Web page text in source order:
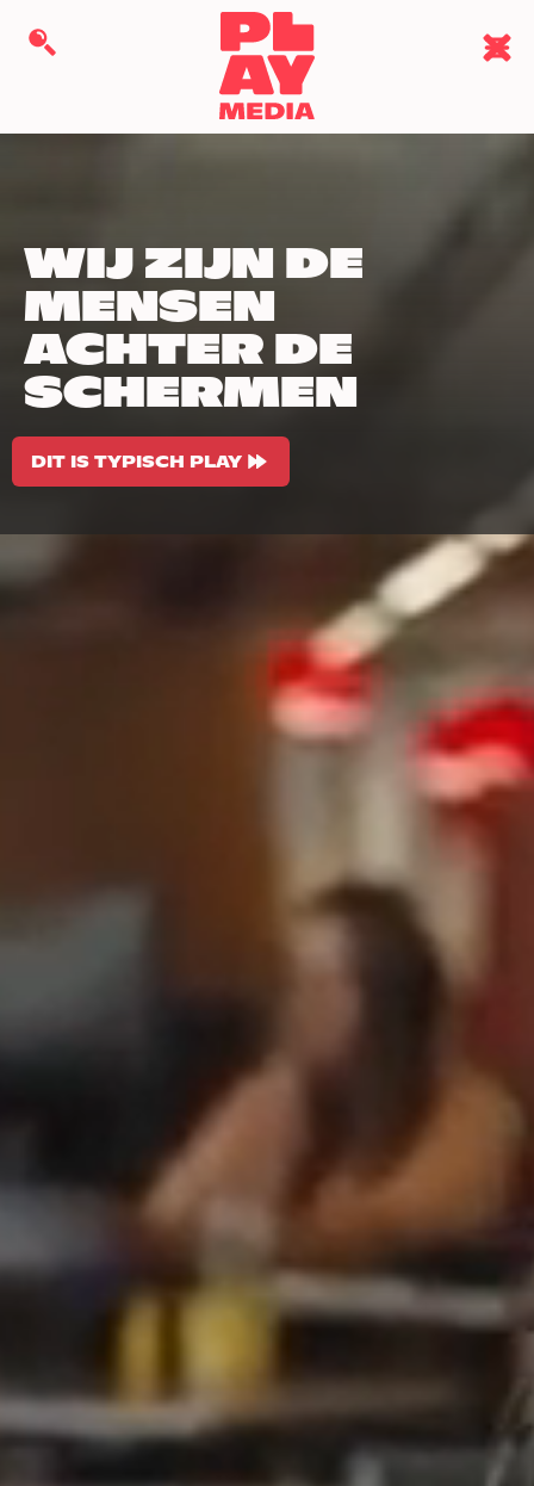
WIJ ZIJN DE
MENSEN
ACHTER DE
SCHERMEN
DIT IS TYPISCH PLAY